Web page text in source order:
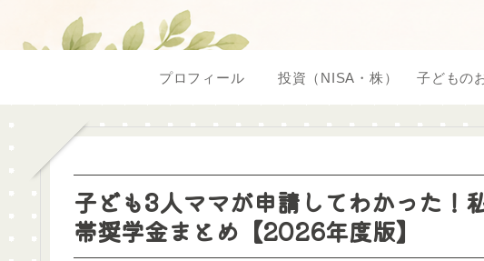
プロフィール 投資（NISA・株） 子どもの
子ども3人ママが申請してわかった！
帯奨学金まとめ【2026年度版】